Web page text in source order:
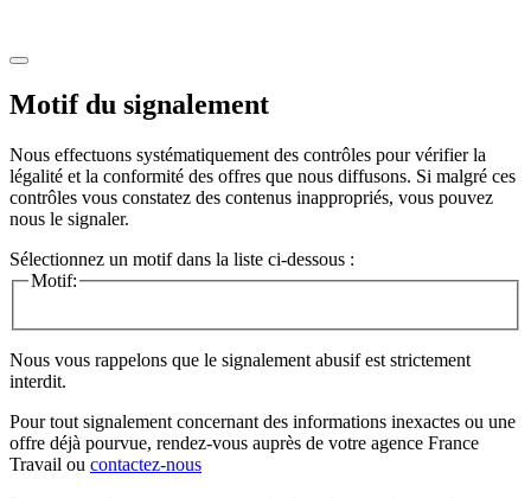
Motif du signalement
Nous effectuons systématiquement des contrôles pour vérifier la
légalité et la conformité des offres que nous diffusons. Si malgré ces
contrôles vous constatez des contenus inappropriés, vous pouvez
nous le signaler.
Sélectionnez un motif dans la liste ci-dessous :
Motif:
Nous vous rappelons que le signalement abusif est strictement
interdit.
Pour tout signalement concernant des informations inexactes ou une
offre déjà pourvue, rendez-vous auprès de votre agence France
Travail ou contactez-nous